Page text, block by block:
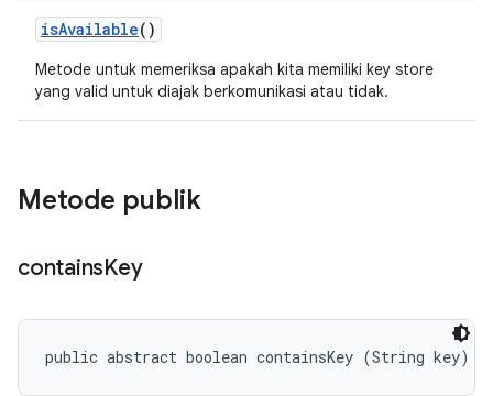
isAvailable()
Metode untuk memeriksa apakah kita memiliki key store
yang valid untuk diajak berkomunikasi atau tidak.
Metode publik
containsKey
public abstract boolean containsKey (String key)